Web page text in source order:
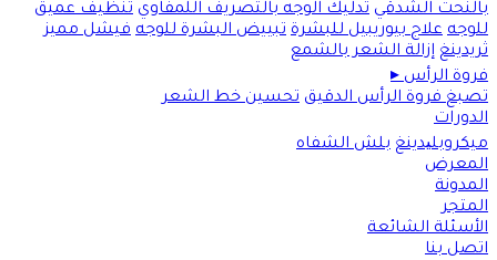
بالنحت الشدقي تدليك الوجه بالتصريف اللمفاوي تنظيف عميق
للوجه علاج بيوريبيل للبشرة تبييض البشرة للوجه فيشل مميز
ثريدينغ إزالة الشعر بالشمع
فروة الرأس▸
تصبغ فروة الرأس الدقيق تحسين خط الشعر
الدورات
ميكروبلیدينغ بلش الشفاه
المعرض
المدونة
المتجر
الأسئلة الشائعة
اتصل بنا